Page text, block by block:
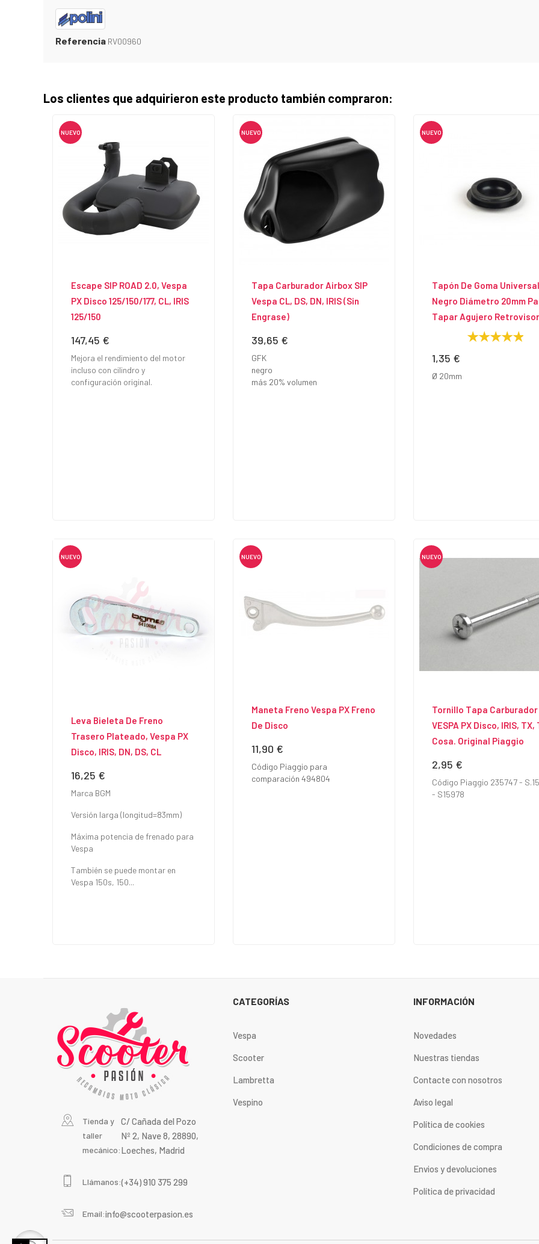
Referencia RV00960
Los clientes que adquirieron este producto también compraron:
NUEVO
Escape SIP ROAD 2.0, Vespa
PX Disco 125/150/177, CL, IRIS
125/150
Precio
147,45 €
Mejora el rendimiento del motor
incluso con cilindro y
configuración original.
NUEVO
Tapa Carburador Airbox SIP
Vespa CL, DS, DN, IRIS (sin
Engrase)
Precio
39,65 €
GFK
negro
más 20% volumen
NUEVO
Tapón De Goma Universal
Negro Diámetro 20mm
Tapar Agujero Retrovisor
Precio
1,35 €
Ø 20mm
NUEVO
Leva Bieleta De Freno
Trasero Plateado, Vespa PX
Disco, IRIS, DN, DS, CL
Precio
16,25 €
Marca BGM
Versión larga (longitud=83mm)
Máxima potencia de frenado para
Vespa
También se puede montar en
Vespa 150s, 150...
NUEVO
Maneta Freno Vespa PX Freno
De Disco
Precio
11,90 €
Código Piaggio para
comparación 494804
NUEVO
Tornillo Tapa Carburador
VESPA PX Disco, IRIS, TX,
Cosa. Original Piaggio
Precio
2,95 €
Código Piaggio 235747 -
- S15978
Tienda y
taller
mecánico:
C/ Cañada del Pozo
Nº 2, Nave 8, 28890,
Loeches, Madrid
Llámanos:(+34) 910 375 299
Email:info@scooterpasion.es
CATEGORÍAS
Vespa
Scooter
Lambretta
Vespino
INFORMACIÓN
Novedades
Nuestras tiendas
Contacte con nosotros
Aviso legal
Política de cookies
Condiciones de compra
Envios y devoluciones
Política de privacidad